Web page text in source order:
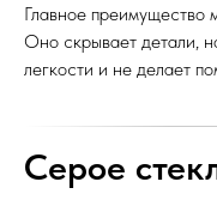
Главное преимущество
Оно скрывает детали,
легкости и не делает
Серое